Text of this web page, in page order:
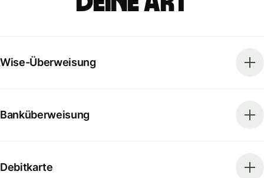
Wise-Überweisung
Banküberweisung
Debitkarte